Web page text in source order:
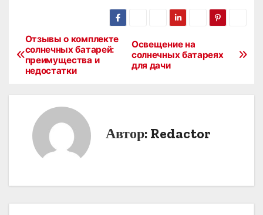
Н
ц
Освещение на
солнечных батареях
для дачи
Отзывы о комплекте
солнечных батарей:
преимущества и
недостатки
Автор: Redactor